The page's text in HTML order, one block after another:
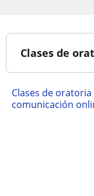
Clases de
Clases de oratoria y
comunicación